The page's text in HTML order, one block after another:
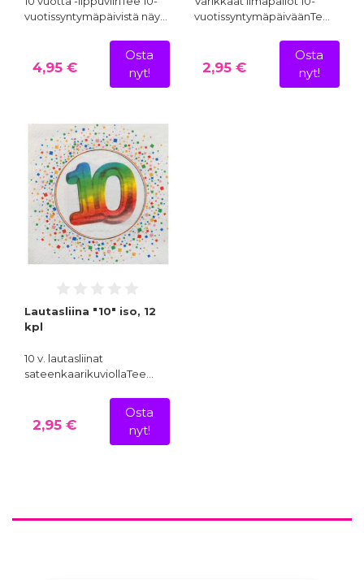
vuotissyntymäpäivistä näy…
4,95 €
Osta
nyt!
vuotissyntymäpäiväänTe…
2,95 €
Osta
nyt!
Lautasliina "10" iso, 12
kpl
10 v. lautasliinat
sateenkaarikuviollaTee…
2,95 €
Osta
nyt!